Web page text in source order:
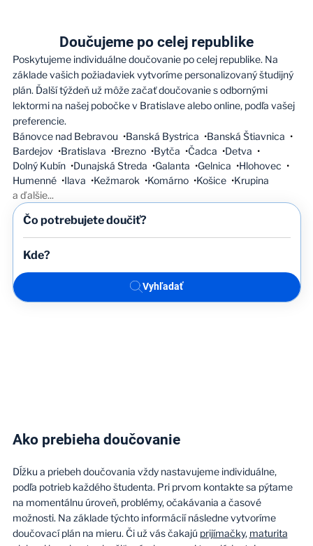
Doučujeme po celej republike
Poskytujeme individuálne doučovanie po celej republike. Na
základe vašich požiadaviek vytvoríme personalizovaný študijný
plán. Ďalší týždeň už môže začať doučovanie s odbornými
lektormi na našej pobočke v Bratislave alebo online, podľa vašej
preferencie.
Bánovce nad Bebravou
Banská Bystrica
Banská Štiavnica
Bardejov
Bratislava Brezno Bytča Čadca
Detva
Dolný Kubín
Dunajská Streda Galanta Gelnica
Hlohovec
Humenné
Ilava Kežmarok Komárno Košice
Krupina
a ďalšie...
Vyhľadať
Ako prebieha doučovanie
Dĺžku a priebeh doučovania vždy nastavujeme individuálne,
podľa potrieb každého študenta. Pri prvom kontakte sa pýtame
na momentálnu úroveň, problémy, očakávania a časové
možnosti. Na základe týchto informácií následne vytvoríme
doučovací plán na mieru. Či už vás čakajú prijímačky, maturita